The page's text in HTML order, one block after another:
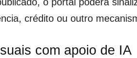
crédito ou outro
com apoio de IA